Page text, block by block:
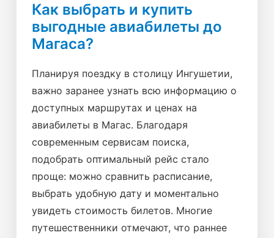
Как выбрать и купить
выгодные авиабилеты до
Магаса?
Планируя поездку в столицу Ингушетии,
важно заранее узнать всю информацию о
доступных маршрутах и ценах на
авиабилеты в Магас. Благодаря
современным сервисам поиска,
подобрать оптимальный рейс стало
проще: можно сравнить расписание,
выбрать удобную дату и моментально
увидеть стоимость билетов. Многие
путешественники отмечают, что раннее